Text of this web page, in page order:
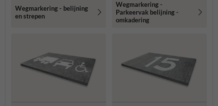
Wegmarkering - belijning
en strepen
Wegmarkering -
Parkeervak belijning -
omkadering